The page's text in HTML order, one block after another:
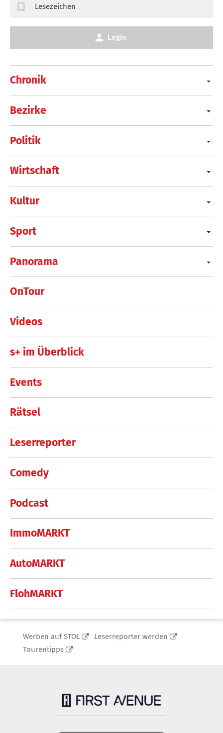
Chronik
Bezirke
Politik
Wirtschaft
Kultur
Sport
Panorama
OnTour
Videos
s+ im Überblick
Events
Rätsel
Leserreporter
Comedy
Podcast
ImmoMARKT
AutoMARKT
FlohMARKT
Lesezeichen
Login
Werben auf STOL
Leserreporter werden
Tourentipps